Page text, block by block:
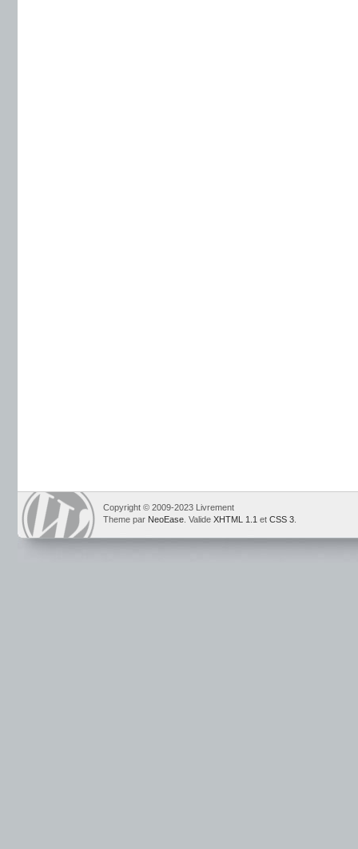
Copyright © 2009-2023 Livrement
Theme par NeoEase . Valide XHTML 1.1 et CSS 3